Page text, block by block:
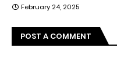
February 24, 2025
POST A COMMENT